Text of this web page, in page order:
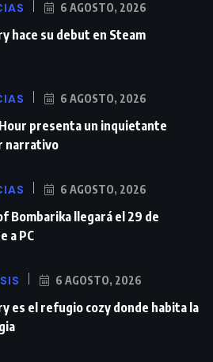
6 AGOSTO, 2026
hace su debut en Steam
6 AGOSTO, 2026
presenta un inquietante
narrativo
6 AGOSTO, 2026
Bombarika llegará el 29 de
a PC
6 AGOSTO, 2026
es el refugio cozy donde habita la